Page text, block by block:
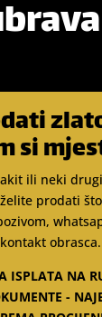
si
ili neki
prodati
obrasca.
ISPLATA NA
-